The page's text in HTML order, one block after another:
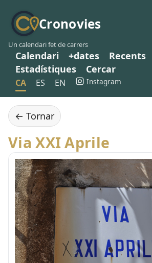
Cronovies
Un calendari fet de carrers
Calendari +dates Recents
Estadístiques
Cercar
CA ES EN Instagram
← Tornar
Via XXI Aprile